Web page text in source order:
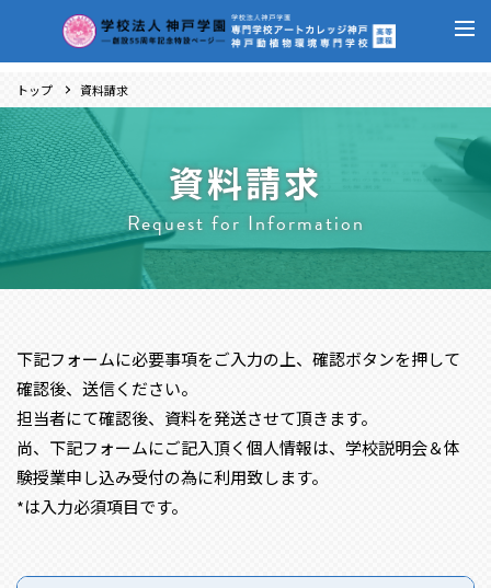
トップ 資料請求
資料請求
Request for Information
下記フォームに必要事項をご入力の上、確認ボタンを押して
確認後、送信ください。
担当者にて確認後、資料を発送させて頂きます。
尚、下記フォームにご記入頂く個人情報は、学校説明会＆体
験授業申し込み受付の為に利用致します。
*は入力必須項目です。